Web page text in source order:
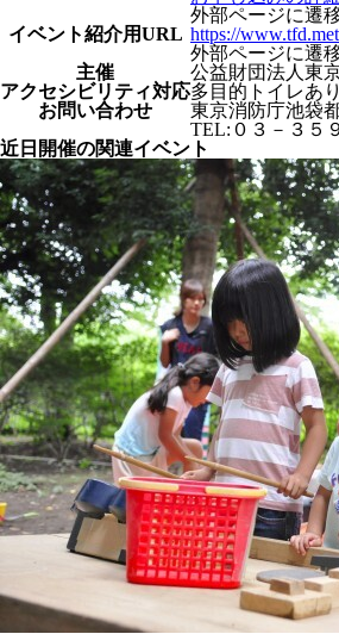
外部ページに遷
イベント紹介⽤URL https://
外部ページに遷
主催
公益財団法人東
アクセシビリティ対応多目的トイレあり
お問い合わせ
東京消防庁池袋
TEL:０３－３５
近日開催の関連イベント